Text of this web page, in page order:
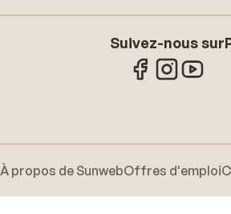
Suivez-nous sur
À propos de SunwebOffres d'emploi